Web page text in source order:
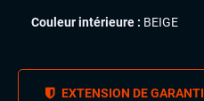
Couleur intérieure : BEIGE
EXTENSION DE